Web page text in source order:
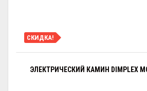
СКИДКА!
ЭЛЕКТРИЧЕСКИЙ КАМИН DIMPLEX